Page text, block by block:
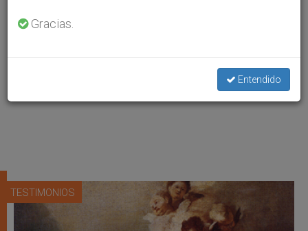
TESTIMONIOS
Gracias.
Entendido